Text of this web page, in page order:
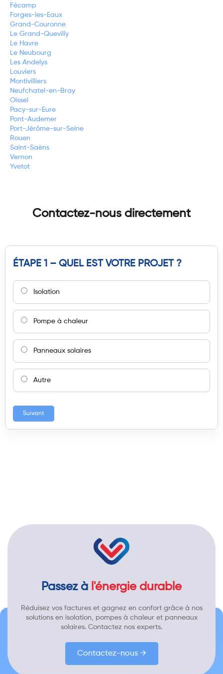
Fécamp
Forges-les-Eaux
Grand-Couronne
Le Grand-Quevilly
Le Havre
Le Neubourg
Les Andelys
Louviers
Montivilliers
Neufchatel-en-Bray
Oissel
Pacy-sur-Eure
Pont-Audemer
Port-Jérôme-sur-Seine
Rouen
Saint-Saëns
Vernon
Yvetot
Contactez-nous directement
ÉTAPE 1 – QUEL EST VOTRE PROJET ?
Isolation
Pompe à chaleur
Panneaux solaires
Autre
Suivant
Passez à l'énergie durable
Réduisez vos factures et gagnez en confort grâce à nos
solutions en isolation, pompes à chaleur et panneaux
solaires. Contactez nos experts.
Contactez-nous →